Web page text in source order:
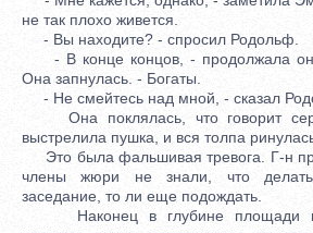
не так плохо живется.
- Вы находите? - спросил Родольф.
- В конце концов, - продолжала
Она запнулась. - Богаты.
- Не смейтесь над мной, - сказал
Она поклялась, что говорит
выстрелила пушка, и вся толпа
Это была фальшивая тревога. Г-н
члены жюри не знали, что
заседание, то ли еще подождать.
Наконец в глубине площади